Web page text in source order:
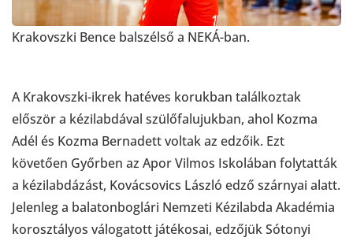
Krakovszki Bence balszélső a NEKÁ-ban.
A Krakovszki-ikrek hatéves korukban találkoztak
először a kézilabdával szülőfalujukban, ahol Kozma
Adél és Kozma Bernadett voltak az edzőik. Ezt
követően Győrben az Apor Vilmos Iskolában folytatták
a kézilabdázást, Kovácsovics László edző szárnyai alatt.
Jelenleg a balatonboglári Nemzeti Kézilabda Akadémia
korosztályos válogatott játékosai, edzőjük Sótonyi